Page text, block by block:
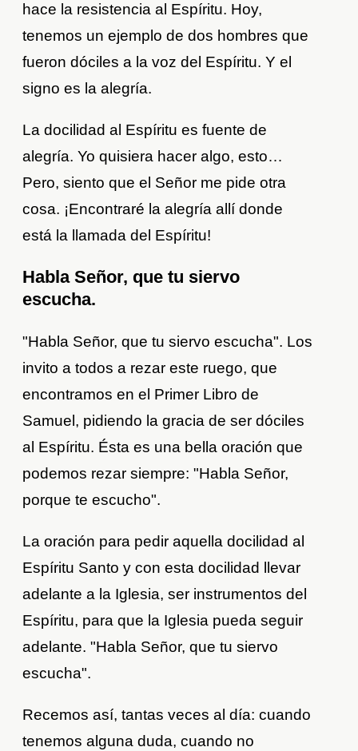
hace la resistencia al Espíritu. Hoy,
tenemos un ejemplo de dos hombres que
fueron dóciles a la voz del Espíritu. Y el
signo es la alegría.
La docilidad al Espíritu es fuente de
alegría. Yo quisiera hacer algo, esto…
Pero, siento que el Señor me pide otra
cosa. ¡Encontraré la alegría allí donde
está la llamada del Espíritu!
Habla Señor, que tu siervo
escucha.
"Habla Señor, que tu siervo escucha". Los
invito a todos a rezar este ruego, que
encontramos en el Primer Libro de
Samuel, pidiendo la gracia de ser dóciles
al Espíritu. Ésta es una bella oración que
podemos rezar siempre: "Habla Señor,
porque te escucho".
La oración para pedir aquella docilidad al
Espíritu Santo y con esta docilidad llevar
adelante a la Iglesia, ser instrumentos del
Espíritu, para que la Iglesia pueda seguir
adelante. "Habla Señor, que tu siervo
escucha".
Recemos así, tantas veces al día: cuando
tenemos alguna duda, cuando no